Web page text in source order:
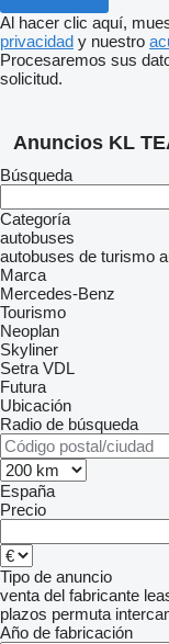
Al hacer clic aquí,
privacidad y nuestro
Procesaremos sus
solicitud.
Anuncios KL
Búsqueda
Categoría
autobuses
autobuses de turismo
Marca
Mercedes-Benz
Tourismo
Neoplan
Skyliner
Setra VDL
Futura
Ubicación
Radio de búsqueda
España
Precio
Tipo de anuncio
venta del fabricante
plazos permuta
Año de fabricación